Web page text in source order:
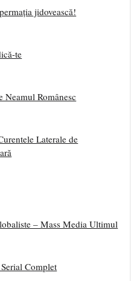
jidovească!
te
Neamul Românesc
Laterale de
– Mass Media Ultimul
Complet